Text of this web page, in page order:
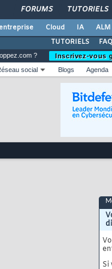
FORUMS TUTORIELS
Cloud IA ALM
TUTORIELS
FAQ
?
Inscrivez-vous
social Blogs Agenda
Si